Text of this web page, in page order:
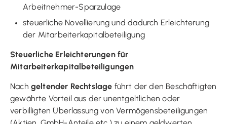
Arbeitnehmer-Sparzulage
steuerliche Novellierung und dadurch Erleichterung
der Mitarbeiterkapitalbeteiligung
Steuerliche Erleichterungen für
Mitarbeiterkapitalbeteiligungen
Nach geltender Rechtslage führt der den Beschäftigten
gewährte Vorteil aus der unentgeltlichen oder
verbilligten Überlassung von Vermögensbeteiligungen